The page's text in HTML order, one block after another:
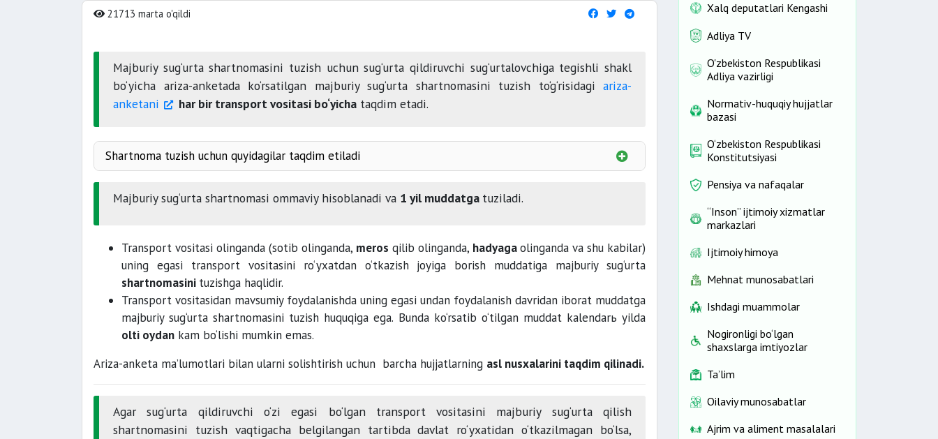
21713 marta o'qildi
Majburiy sug‘urta shartnomasini tuzish uchun sug‘urta qildiruvchi sug‘urtalovchiga tegishli shakl
bo‘yicha ariza-anketada ko‘rsatilgan majburiy sug‘urta shartnomasini tuzish to‘g‘risidagi ariza-
anketani
har bir transport vositasi bo‘yichataqdim etadi.
Shartnoma tuzish uchun quyidagilar taqdim etiladi
ro‘yxatidan o‘tkazilganligi to‘g‘risidagi guvohnoma
hujjatlar
transport vositasiegasining ixtiyori bilan mazkur transport vositasidan foydalanish va uni
boshqarishga qo‘yilgan yaqin qarindoshlarining
Majburiy sug‘urta shartnomasi ommaviy hisoblanadi va 1 yil muddatga tuziladi.
Transport vositasi olinganda (sotib olinganda, meros qilib olinganda, hadyagaolinganda va shu kabilar)
uning egasi transport vositasini ro‘yxatdan o‘tkazish joyiga borish muddatiga majburiy sug‘urta
shartnomasini tuzishga haqlidir.
Transport vositasidan mavsumiy foydalanishda uning egasi undan foydalanish davridan iborat muddatga
majburiy sug‘urta shartnomasini tuzish huquqiga ega. Bunda ko‘rsatib o‘tilgan muddat kalendarь yilda
olti oydan kam bo‘lishi mumkin emas.
Ariza-anketa ma’lumotlari bilan ularni solishtirish uchun barcha hujjatlarning asl nusxalarini taqdim qilinadi.
Agar sug‘urta qildiruvchi o‘zi egasi bo‘lgan transport vositasini majburiy sug‘urta qilish
shartnomasini tuzish vaqtigacha belgilangan tartibda davlat ro‘yxatidan o‘tkazilmagan bo‘lsa,
Xalq deputatlari Kengashi
Adliya TV
O'zbekiston Respublikasi
Adliya vazirligi
Normativ-huquqiy hujjatlar
bazasi
O‘zbekiston Respublikasi
Konstitutsiyasi
Pensiya va nafaqalar
“Inson” ijtimoiy xizmatlar
markazlari
Ijtimoiy himoya
Mehnat munosabatlari
Ishdagi muammolar
Nogironligi bo‘lgan
shaxslarga imtiyozlar
Ta’lim
Oilaviy munosabatlar
Ajrim va aliment masalalari